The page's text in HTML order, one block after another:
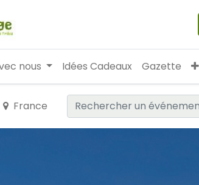
nous Idées Cadeaux Gazette
France